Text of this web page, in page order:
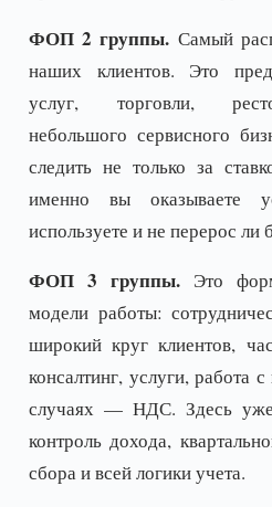
ФОП 2 группы. Самый
наших клиентов. Это
услуг, торговли,
небольшого сервисного
следить не только за
именно вы оказываете
используете и не перерос ли
ФОП 3 группы. Это
модели работы:
широкий круг клиентов,
консалтинг, услуги, работа
случаях — НДС. Здесь уже
контроль дохода,
сбора и всей логики учета.